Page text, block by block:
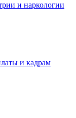
и наркологии
и кадрам